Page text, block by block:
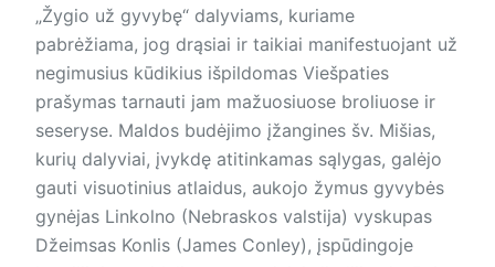
„Žygio už gyvybę“ dalyviams, kuriame
pabrėžiama, jog drąsiai ir taikiai manifestuojant už
negimusius kūdikius išpildomas Viešpaties
prašymas tarnauti jam mažuosiuose broliuose ir
seseryse. Maldos budėjimo įžangines šv. Mišias,
kurių dalyviai, įvykdę atitinkamas sąlygas, galėjo
gauti visuotinius atlaidus, aukojo žymus gyvybės
gynėjas Linkolno (Nebraskos valstija) vyskupas
Džeim­sas Konlis (James Conley), įspūdingoje